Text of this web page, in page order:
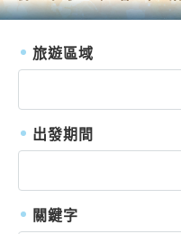
旅遊區域
出發期間